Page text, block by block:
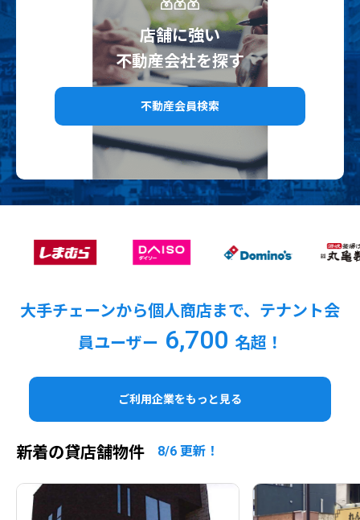
店舗に強い
不動産会社を探す
不動産会員検索
大手チェーンから個人商店まで、テナント会
員ユーザー 6,700 名超！
ご利用企業をもっと見る
新着の貸店舗物件 8/6 更新！